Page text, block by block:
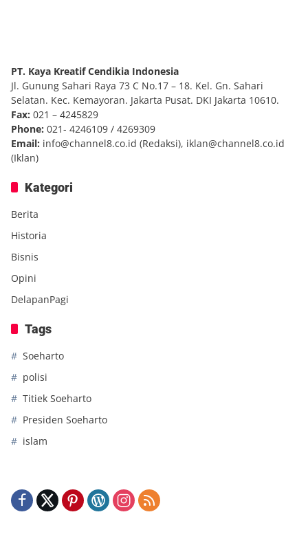
PT. Kaya Kreatif Cendikia Indonesia
Jl. Gunung Sahari Raya 73 C No.17 – 18. Kel. Gn. Sahari
Selatan. Kec. Kemayoran. Jakarta Pusat. DKI Jakarta 10610.
Fax: 021 – 4245829
Phone: 021- 4246109 / 4269309
Email: info@channel8.co.id (Redaksi), iklan@channel8.co.id
(Iklan)
Kategori
Berita
Historia
Bisnis
Opini
DelapanPagi
Tags
Soeharto
polisi
Titiek Soeharto
Presiden Soeharto
islam